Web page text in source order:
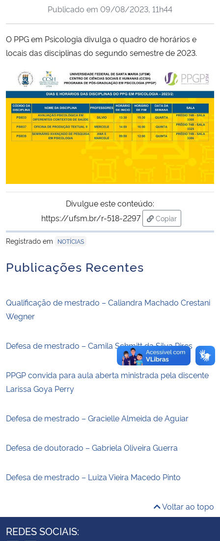
Ministério da Cidadania
Ministério de Minas e Energia
Ministério da Ciência, Tecnologia, Inovações e Comunicações
Ministério do Meio Ambiente
Ministério do Turismo
Controladoria-Geral da União
Ministério da Mulher, da Família e dos Direitos Humanos
Secretaria-Geral
Secretaria de Governo
Advocacia-Geral da União
Banco Central do Brasil
Planalto
Publicado em 09/08/2023, 11h44
O PPG em Psicologia divulga o quadro de horários e
locais das disciplinas do segundo semestre de 2023.
Divulgue este conteúdo:
https://ufsm.br/r-518-2297
Copiar
para área de
Registrado em
NOTÍCIAS
Publicações Recentes
Qualificação de mestrado – Caliandra Machado Crestani
Wegner
Defesa de mestrado – Camila Schmitt da Silva Pires
PPGP convida para aula aberta ministrada pela discente
Larissa Goya Perry
Defesa de mestrado – Gracielle Almeida de Aguiar
Defesa de doutorado – Gabriela Oliveira Guerra
Defesa de mestrado – Luiza Vieira Macedo Pinto
Voltar ao topo
REDES SOCIAIS: